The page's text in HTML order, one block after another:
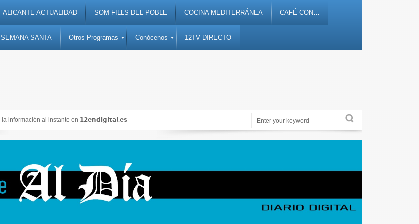
ALICANTE ACTUALIDAD SOM FILLS DEL POBLE COCINA MEDITERRÁNEA CAFÉ CON…
SEMANA SANTA Otros Programas Conócenos 12TV DIRECTO
Noticias, debates, fiestas, cultura, ocio y entretenimiento Periodismo de proximidad en 12tv.es